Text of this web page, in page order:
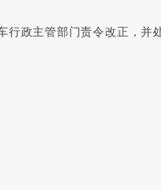
行政主管部门责令改正，并